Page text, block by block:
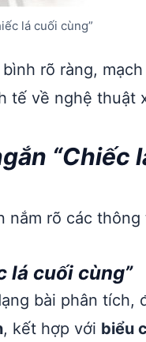
lá cuối cùng”
rõ ràng,
tế về nghệ thuật
“Chiếc
nắm rõ các
lá cuối cùng”
bài phân tích,
, kết hợp với biểu